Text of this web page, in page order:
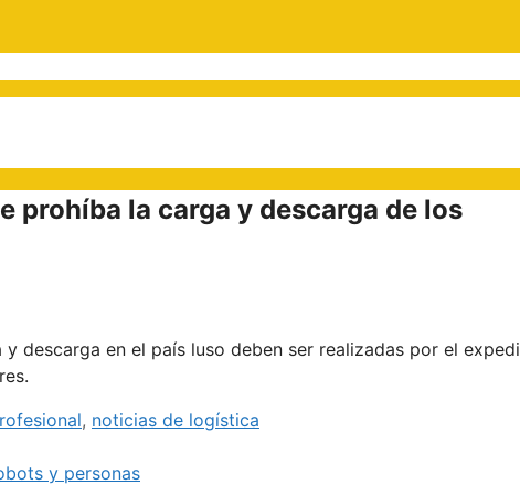
prohíba la carga y descarga de los
descarga en el país luso deben ser realizadas por el
, noticias de logística
y personas